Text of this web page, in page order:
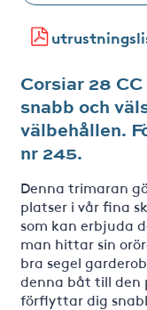
Corsiar 28
snabb och
välbehållen.
nr 245.
Denna trimaran
platser i vår fina
som kan erbjuda
man hittar sin
bra segel
denna båt till den
förflyttar dig